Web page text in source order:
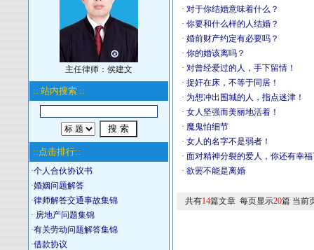
主任律师：侯建文
:: 站内搜索 ::
::点击排行::
·个人合伙协议书
·婚姻问题解答
·律师解答交通事故集锦
· 房地产问题集锦
·有关劳动问题解答集锦
·借款协议
· 对于你结婚意味着什么？
· 你要和什么样的人结婚？
· 婚前财产约定有必要吗？
· 你的婚该离吗？
· 对曾经爱过的人，手下留情！
· 捉奸在床，不等于同居！
· 为想冲出围城的人，指点迷津！
· 女人坚强而美丽地活着！
· 魔鬼怕细节
· 女人的名字不是弱者！
· 面对精神分裂的爱人，你还有幸
· 欲罢不能是离婚
共有14篇文章 每页显示20篇 当前